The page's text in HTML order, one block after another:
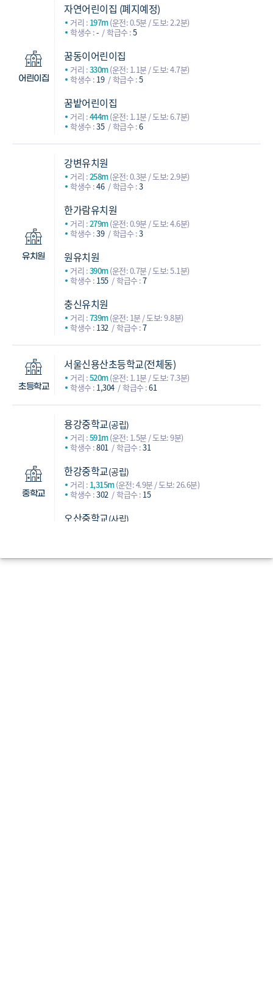
어린이집
자연어린이집 (폐지예정)
거리 : 197m(운전: 0.5분 / 도보: 2.2분)
학생수 :- 학급수 :5
꿈동이어린이집
거리 :330m(운전: 1.1분 / 도보: 4.7분)
학생수 : 19 학급수 :5
꿈밭어린이집
거리 :444m(운전: 1.1분 / 도보: 6.7분)
학생수 :35 학급수 :6
유치원
강변유치원
거리 :258m(운전: 0.3분 / 도보: 2.9분)
학생수 :46 학급수 :3
한가람유치원
거리 :279m(운전: 0.9분 / 도보: 4.6분)
학생수 :39 학급수 :3
원유치원
거리 :390m(운전: 0.7분 / 도보: 5.1분)
학생수 : 155 학급수 :7
충신유치원
거리 :739m(운전: 1분 / 도보: 9.8분)
학생수 : 132 학급수 :7
초등학교
서울신용산초등학교(전체동)
거리 :520m(운전: 1.1분 / 도보: 7.3분)
학생수 : 1,304 학급수 :61
중학교
용강중학교(공립)
거리 :591m(운전: 1.5분 / 도보: 9분)
학생수 :801 학급수 :31
한강중학교(공립)
거리 : 1,315m(운전: 4.9분 / 도보: 26.6분)
학생수 :302 학급수 : 15
오산중학교(사립)